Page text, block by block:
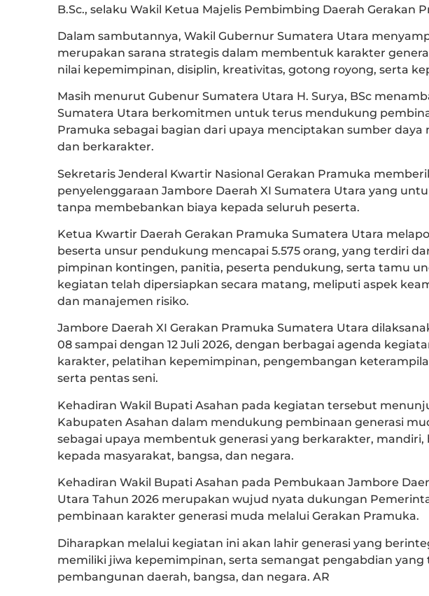
B.Sc., selaku Wakil Ketua Majelis Pembimbing Daerah Gerakan
Dalam sambutannya, Wakil Gubernur Sumatera Utara
merupakan sarana strategis dalam membentuk karakter
nilai kepemimpinan, disiplin, kreativitas, gotong royong, serta
Masih menurut Gubenur Sumatera Utara H. Surya, BSc
Sumatera Utara berkomitmen untuk terus mendukung
Pramuka sebagai bagian dari upaya menciptakan sumber
dan berkarakter.
Sekretaris Jenderal Kwartir Nasional Gerakan Pramuka
penyelenggaraan Jambore Daerah XI Sumatera Utara yang
tanpa membebankan biaya kepada seluruh peserta.
Ketua Kwartir Daerah Gerakan Pramuka Sumatera Utara
beserta unsur pendukung mencapai 5.575 orang, yang terdiri
pimpinan kontingen, panitia, peserta pendukung, serta tamu
kegiatan telah dipersiapkan secara matang, meliputi aspek
dan manajemen risiko.
Jambore Daerah XI Gerakan Pramuka Sumatera Utara
08 sampai dengan 12 Juli 2026, dengan berbagai agenda
karakter, pelatihan kepemimpinan, pengembangan
serta pentas seni.
Kehadiran Wakil Bupati Asahan pada kegiatan tersebut
Kabupaten Asahan dalam mendukung pembinaan generasi
sebagai upaya membentuk generasi yang berkarakter,
kepada masyarakat, bangsa, dan negara.
Kehadiran Wakil Bupati Asahan pada Pembukaan Jambore
Utara Tahun 2026 merupakan wujud nyata dukungan
pembinaan karakter generasi muda melalui Gerakan Pramuka.
Diharapkan melalui kegiatan ini akan lahir generasi yang
memiliki jiwa kepemimpinan, serta semangat pengabdian
pembangunan daerah, bangsa, dan negara. AR